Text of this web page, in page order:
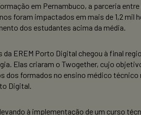
em Pernambuco, a parceria
foram impactados em mais de 1,2 mil
dos estudantes acima da média.
EREM Porto Digital chegou à final
Elas criaram o Twogether, cujo
formados no ensino médico
Digital.
à implementação de um curso